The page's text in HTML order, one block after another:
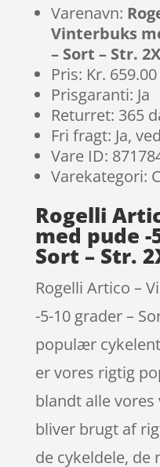
Varenavn:
Vinterbuks
– Sort – Str.
Pris: Kr. 659.00
Prisgaranti: Ja
Returret: 365
Fri fragt: Ja,
Vare ID:
Varekategori:
Rogelli
med pude -
Sort – Str.
Rogelli Artico –
-5-10 grader –
populær
er vores rigtig
blandt alle
bliver brugt af
de cykeldele, de